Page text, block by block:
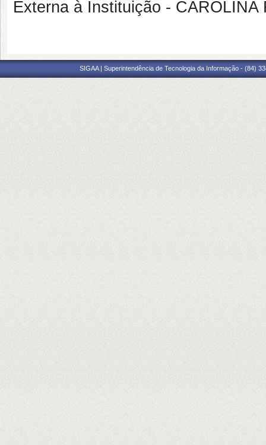
Externa à Instituição - CAROLINA
SIGAA | Superintendência de Tecnologia da Informação - (84)